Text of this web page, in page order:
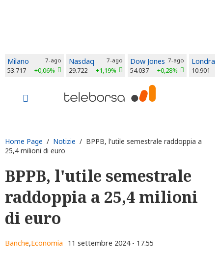
Milano 7-ago
53.717 +0,06%
Nasdaq 7-ago
29.722 +1,19%
Dow Jones 7-ago
54.037 +0,28%
Londra
10.901
Home Page / Notizie / BPPB, l'utile semestrale raddoppia a
25,4 milioni di euro
BPPB, l'utile semestrale
raddoppia a 25,4 milioni
di euro
Banche,Economia 11 settembre 2024 - 17.55